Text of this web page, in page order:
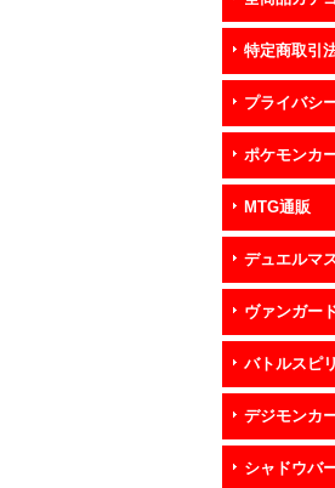
特定商取引
プライバシ
ポケモンカ
MTG通販
デュエルマ
ヴァンガー
バトルスピ
デジモンカ
シャドウバ